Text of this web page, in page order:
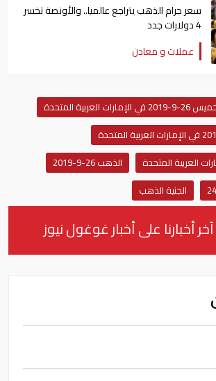
سعر جرام الذهب يتراجع عالميا.. والأونصة تخسر
4 دولارات جدد
عملات و معادن
المتحدة
العربية المتحدة
الذهب 26-9-2019
الجنية الذهب
أخبارنا على أخبار غوغول نيوز